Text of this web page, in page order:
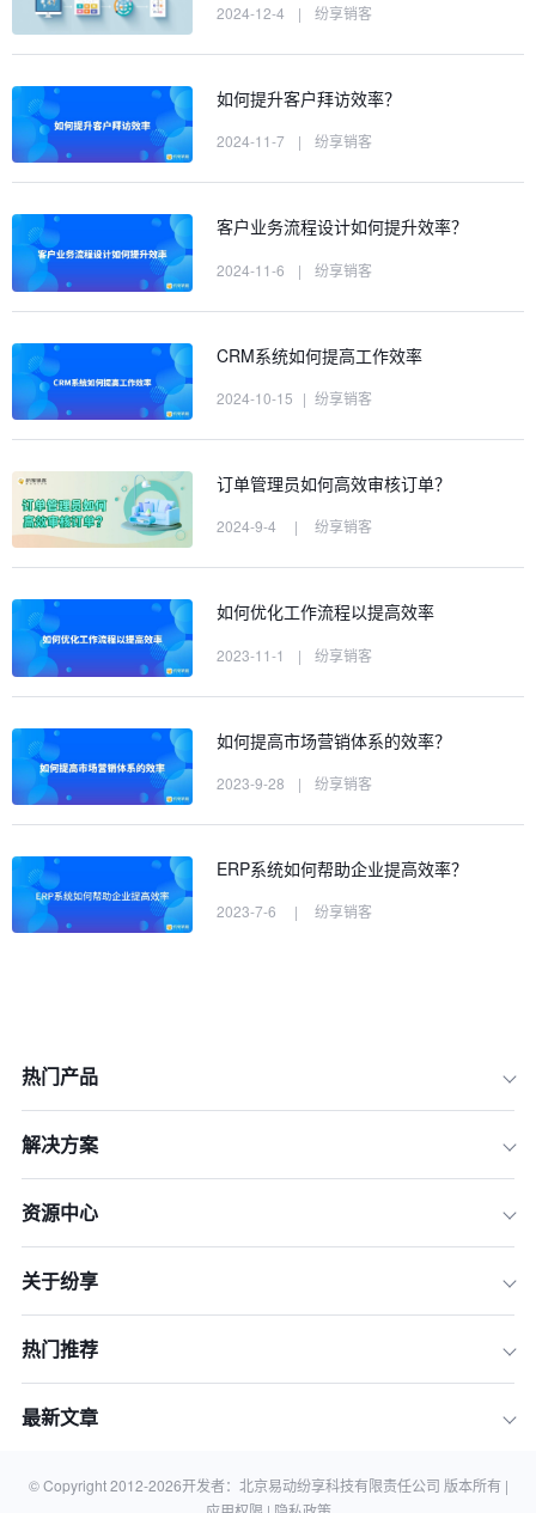
3.加强培训与考核
相关知识
2024-12-4 | 纷享销客
如何提升客户拜访效率？
2024-11-7 | 纷享销客
客户业务流程设计如何提升效率？
2024-11-6 | 纷享销客
CRM系统如何提高工作效率
2024-10-15 | 纷享销客
订单管理员如何高效审核订单？
2024-9-4 | 纷享销客
如何优化工作流程以提高效率
2023-11-1 | 纷享销客
如何提高市场营销体系的效率？
2023-9-28 | 纷享销客
ERP系统如何帮助企业提高效率？
2023-7-6 | 纷享销客
热门产品
解决方案
资源中心
关于纷享
热门推荐
最新文章
© Copyright 2012-2026开发者：北京易动纷享科技有限责任公司 版本所有 |